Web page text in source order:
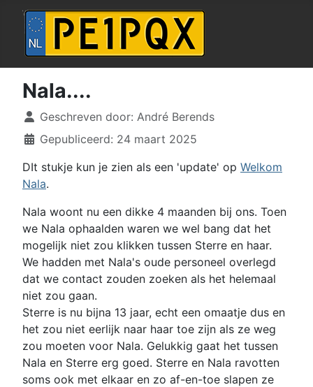
Nala....
DetailsGeschreven door: André Berends
Gepubliceerd: 24 maart 2025
DIt stukje kun je zien als een 'update' op Welkom
Nala.
Nala woont nu een dikke 4 maanden bij ons. Toen
we Nala ophaalden waren we wel bang dat het
mogelijk niet zou klikken tussen Sterre en haar.
We hadden met Nala's oude personeel overlegd
dat we contact zouden zoeken als het helemaal
niet zou gaan.
Sterre is nu bijna 13 jaar, echt een omaatje dus en
het zou niet eerlijk naar haar toe zijn als ze weg
zou moeten voor Nala. Gelukkig gaat het tussen
Nala en Sterre erg goed. Sterre en Nala ravotten
soms ook met elkaar en zo af-en-toe slapen ze